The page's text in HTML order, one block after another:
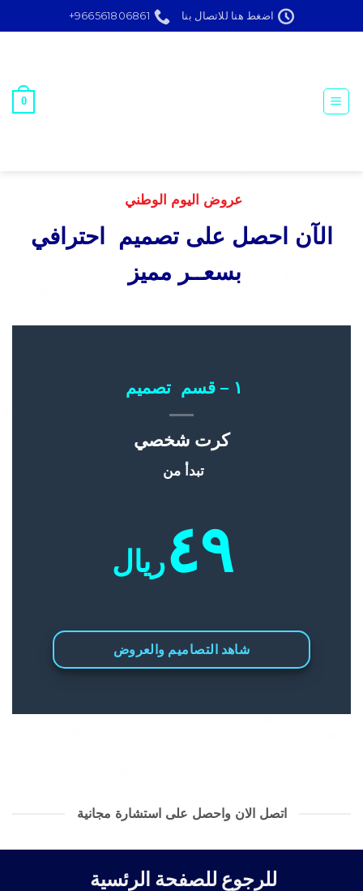
to
اضغط هنا للاتصال بنا 966561806861+
0
عروض اليوم الوطني
الآن احصل على تصميم احترافي
بسعــر مميز
١ – قسم تصميم
كرت شخصي
تبدأ من
ريال
شاهد التصاميم والعروض
اتصل الان واحصل على استشارة مجانية
للرجوع للصفحة الرئسية